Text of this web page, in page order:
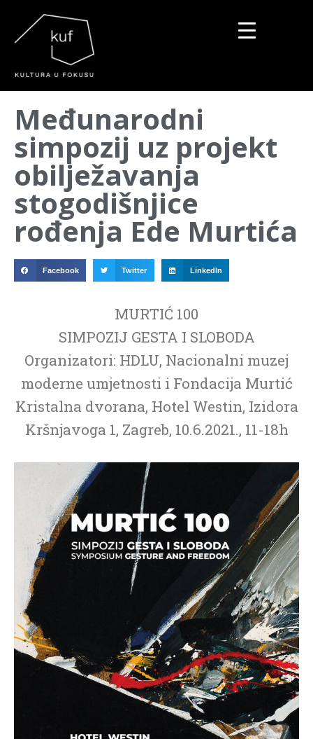
Međunarodni
simpozij uz projekt
obilježavanja
stogodišnjice
rođenja Ede Murtića
Facebook Twitter LinkedIn
MURTIĆ 100
SIMPOZIJ GESTA I SLOBODA
Organizatori: HDLU, Nacionalni muzej
moderne umjetnosti i Fondacija Murtić
Kristalna dvorana, Hotel Westin, Izidora
Kršnjavoga 1, Zagreb, 10.6.2021., 11-18h
▼